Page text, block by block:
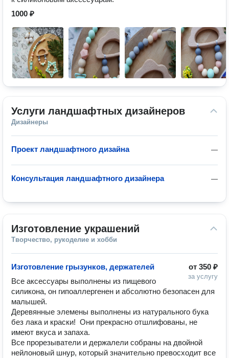
1000 ₽
Услуги ландшафтных дизайнеров
Дизайнеры
—
Проект ландшафтного дизайна
—
Консультация ландшафтного дизайнера
Изготовление украшений
Творчество, рукоделие и хобби
от 350 ₽
за услугу
Изготовление грызунков, держателей
Все аксессуары выполнены из пищевого
силикона, он гипоаллергенен и абсолютно безопасен для
малышей.
Деревянные элемены выполнены из натурального бука
без лака и краски!  Они прекрасно отшлифованы, не
имеют вкуса и запаха.
Все прорезыватели и держалели собраны на двойной
нейлоновый шнур, который значительно превосходит все